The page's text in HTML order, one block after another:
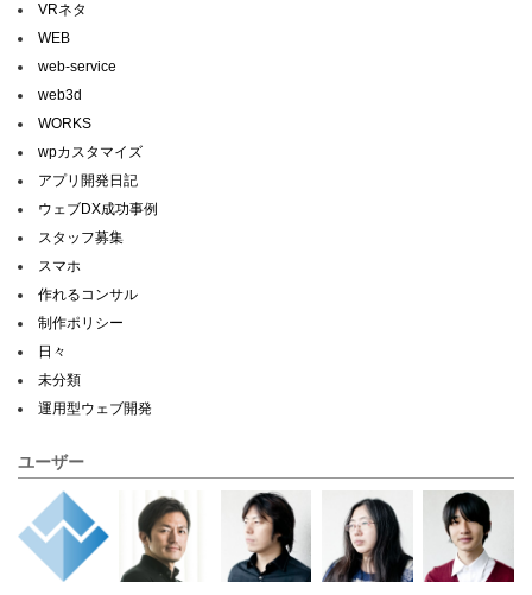
VRネタ
WEB
web-service
web3d
WORKS
wpカスタマイズ
アプリ開発日記
ウェブDX成功事例
スタッフ募集
スマホ
作れるコンサル
制作ポリシー
日々
未分類
運用型ウェブ開発
ユーザー